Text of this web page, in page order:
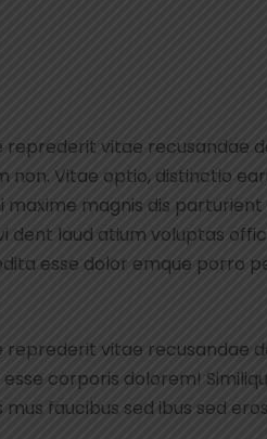
vitae recusandae
Vitae optio, distinctio
magnis dis
dent laud atium voluptas
esse dolor emque porro
vitae recusandae
corporis dolorem!
faucibus sed ibus sed